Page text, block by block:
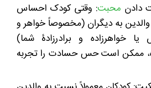
دادن محبت: وقتی کودک احساس
به دیگران (مخصوصاً خواهر و
یا خواهرزاده و برادرزادۀ شما)
ممکن است حس حسادت را تجربه